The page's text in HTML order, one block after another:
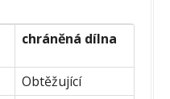
chráněná dílna
Obtěžující